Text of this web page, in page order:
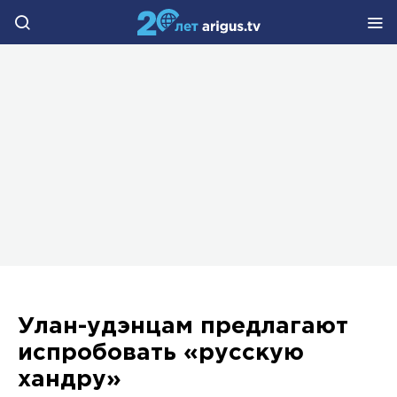
Улан-удэнцам предлагают
испробовать «русскую
хандру»